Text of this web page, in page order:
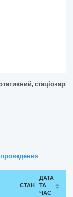
СТАН
ДАТА
ТА
ЧАС